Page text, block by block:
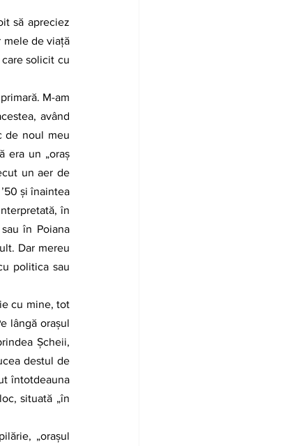
mele de viaţă
solicit cu
având
de noul meu
era un „oraş
un aer de
şi înaintea
în
în Poiana
Dar mereu
politica sau
lângă oraşul
Șcheii,
destul de
întotdeauna
situată „în